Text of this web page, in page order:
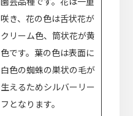
咲き、花の色は舌状花が
クリーム色、筒状花が黄
色です。葉の色は表面に
白色の蜘蛛の巣状の毛が
生えるためシルバーリー
フとなります。